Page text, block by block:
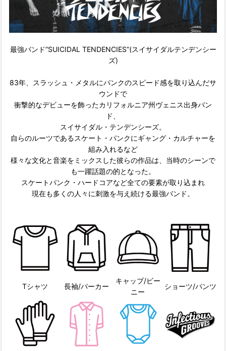
最強バンド”SUICIDAL TENDENCIES”(スイサイダルテンデンシー
ズ)
83年、スラッシュ・メタルにパンクのスピード感を取り込んだサ
ウンドで
衝撃的なデビューを飾ったカリフォルニア州ヴェニス出身バン
ド、
スイサイダル・テンデンシーズ。
自らのルーツであるスケート・パンクにギャング・カルチャーを
組み入れるなど
様々な文化と音楽をミックスした彼らの作品は、当時のシーンで
も一躍話題の的となった。
スケートパンク・ハードコアなど全ての要素が取り込まれ
現在も多くの人々に刺激を与え続ける最強バンド。
Tシャツ 長袖/パーカー
キャップ/ビー
ニー
ショーツ/パンツ